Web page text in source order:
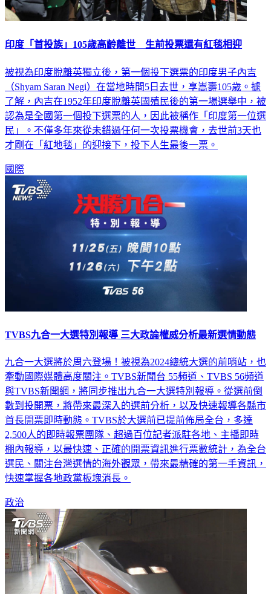
印度「首投族」105歲高齡離世 生前投票還有紅毯相迎
被視為印度脫離英獨立後，第一個投下選票的印度男子內吉
（Shyam Saran Negi）在當地時間5日去世，享嵩壽105歲。據
了解，內吉在1952年印度脫離英國殖民後的第一場選舉中，被
認為是全國第一個投下選票的人，因此被稱作「印度第一位選
民」。不僅多年來從未錯過任何一次投票機會，去世前3天也
才剛在「紅地毯」的迎接下，投下人生最後一票。
國際
TVBS九合一大選特別報導 三大政論權威分析最新選情動態
九合一大選將於周六登場！被視為2024總統大選的前哨站，也
牽動國際媒體高度關注。TVBS新聞台 55頻道、TVBS 56頻道
與TVBS新聞網，將同步推出九合一大選特別報導。從選前倒
數到投開票，將帶來最深入的選前分析，以及快速報導各縣市
首長開票即時動態。TVBS於大選前已提前佈局全台，多達
2,500人的即時報票團隊、超過百位記者派駐各地、主播即時
棚內報導，以最快速、正確的開票資訊進行票數統計，為全台
選民、關注台灣選情的海外觀眾，帶來最精確的第一手資訊，
快速掌握各地政黨板塊消長。
政治